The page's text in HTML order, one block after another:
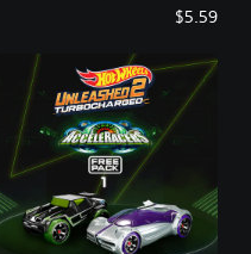
Pack
$5.59